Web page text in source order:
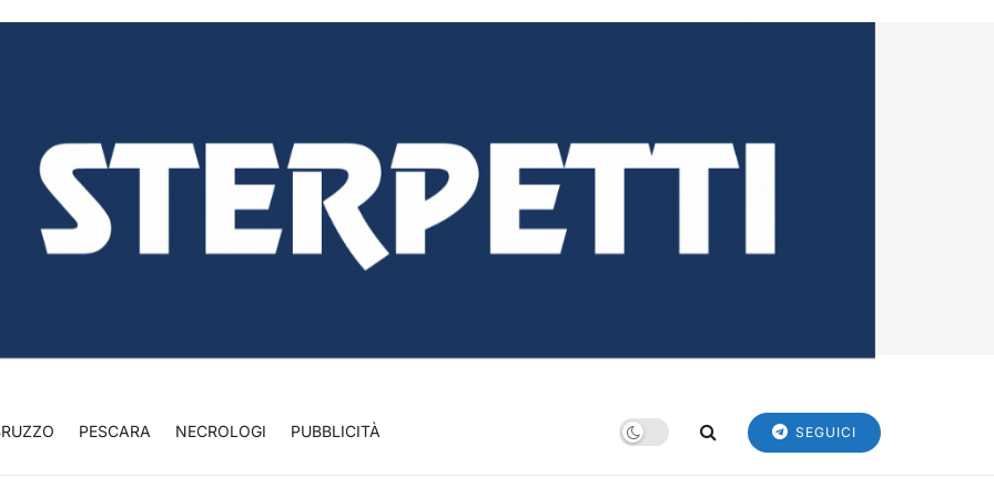
PESCARA NECROLOGI PUBBLICITÀ SEGUICI